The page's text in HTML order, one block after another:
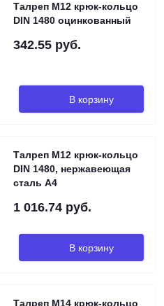
Талреп М12 крюк-кольцо
DIN 1480 оцинкованный
342.55 руб.
В корзину
Талреп М12 крюк-кольцо
DIN 1480, нержавеющая
сталь А4
1 016.74 руб.
В корзину
Талреп М14 крюк-кольцо